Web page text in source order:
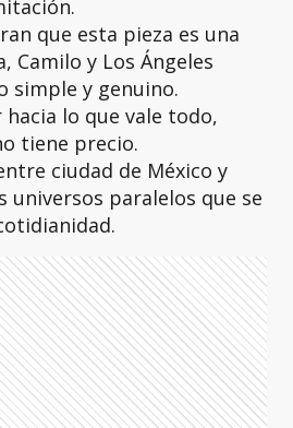
que esta pieza es una
Camilo y Los Ángeles
simple y genuino.
lo que vale todo,
tiene precio.
ciudad de México y
universos paralelos que se